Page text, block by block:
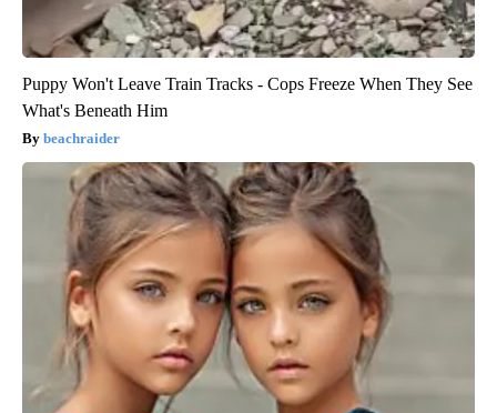
Puppy Won't Leave Train Tracks - Cops Freeze When They See
What's Beneath Him
beachraider